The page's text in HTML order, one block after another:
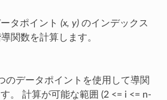
タポイント (x, y)のインデックス
関数を計算します。
のデータポイントを使用して導関
。 計算が可能な範囲 (2 <= i <= n-